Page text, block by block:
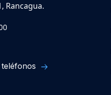
Rancagua.